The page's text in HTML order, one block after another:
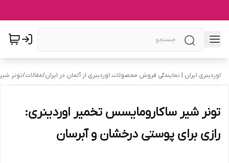
اوردینری ایران | نمایندگی فروش محصولات اوردینری از آلمان در ایران/مقالات/تونر
تونر شیر ساکارومایسس تخمیر اوردینری:
رازی برای پوستی درخشان و آبرسان